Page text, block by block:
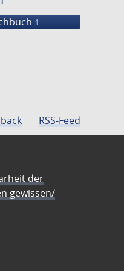
1
RSS-Feed
der
gewissen/